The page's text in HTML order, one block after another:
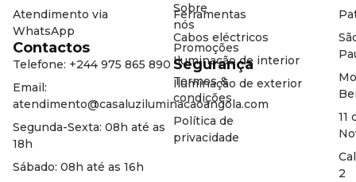
11
2
Ferramentas
Cabos eléctricos
Iluminação de interior
Iluminação de exterior
Sobre
nós
Promoções
Segurança
Termos &
condições
Política de
privacidade
Atendimento via
WhatsApp
Contactos
Telefone: +244 975 865 890
Email:
atendimento@casaluziluminacaoangola.com
Segunda-Sexta: 08h até as
18h
Sábado: 08h até as 16h